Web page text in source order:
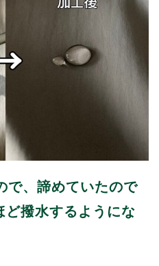
で、諦めていたので
ど撥水するようにな